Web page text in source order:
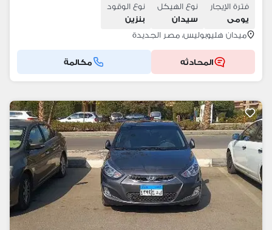
فترة الإيجار
يومى
نوع الهيكل
سيدان
نوع الوقود
بنزين
ميدان هليوبوليس، مصر الجديدة
المحادثه مكالمة